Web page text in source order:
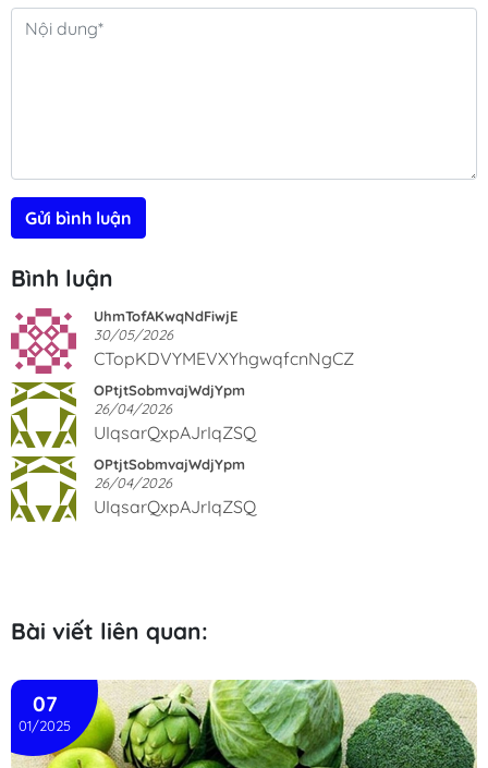
Gửi bình luận
Bình luận
UhmTofAKwqNdFiwjE
30/05/2026
CTopKDVYMEVXYhgwqfcnNgCZ
OPtjtSobmvajWdjYpm
26/04/2026
UIqsarQxpAJrIqZSQ
OPtjtSobmvajWdjYpm
26/04/2026
UIqsarQxpAJrIqZSQ
Bài viết liên quan:
07
01/2025